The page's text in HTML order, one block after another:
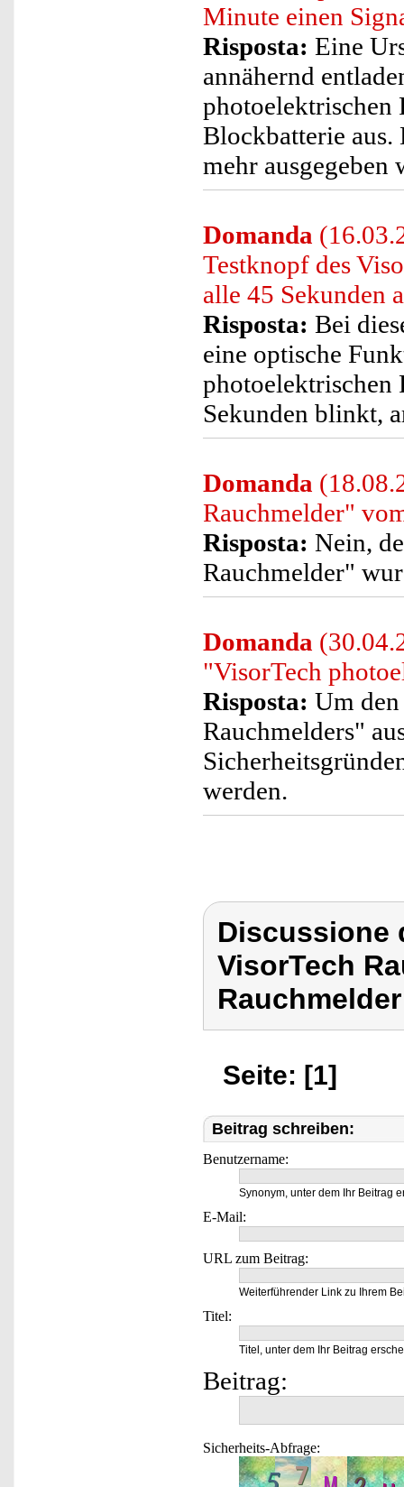
Minute einen
Risposta: Eine
annähernd
photoelektrischen
Blockbatterie aus.
mehr ausgegeben
Domanda
Testknopf des
alle 45 Sekunden
Risposta: Bei
eine optische
photoelektrischen
Sekunden blinkt,
Domanda
Rauchmelder"
Risposta: Nein,
Rauchmelder"
Domanda
"VisorTech
Risposta: Um
Rauchmelders"
werden.
Discussione
VisorTech
Seite: [1]
Beitrag schreiben:
Benutzername:
Synonym, unter dem Ihr Beitrag
E-Mail:
URL zum Beitrag:
Weiterführender Link zu Ihrem
Titel:
Titel, unter dem Ihr Beitrag
Beitrag:
Sicherheits-Abfrage: